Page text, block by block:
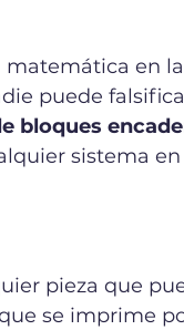
en
puede
bloques
sistema
pieza que
se imprime